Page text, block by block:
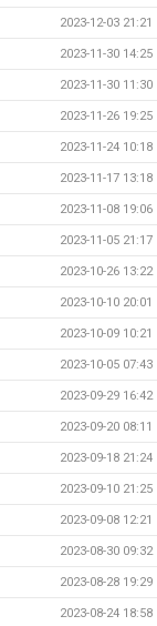
2023-12-03 21:21
2023-11-30 14:25
2023-11-30 11:30
2023-11-26 19:25
2023-11-24 10:18
2023-11-17 13:18
2023-11-08 19:06
2023-11-05 21:17
2023-10-26 13:22
2023-10-10 20:01
2023-10-09 10:21
2023-10-05 07:43
2023-09-29 16:42
2023-09-20 08:11
2023-09-18 21:24
2023-09-10 21:25
2023-09-08 12:21
2023-08-30 09:32
2023-08-28 19:29
2023-08-24 18:58